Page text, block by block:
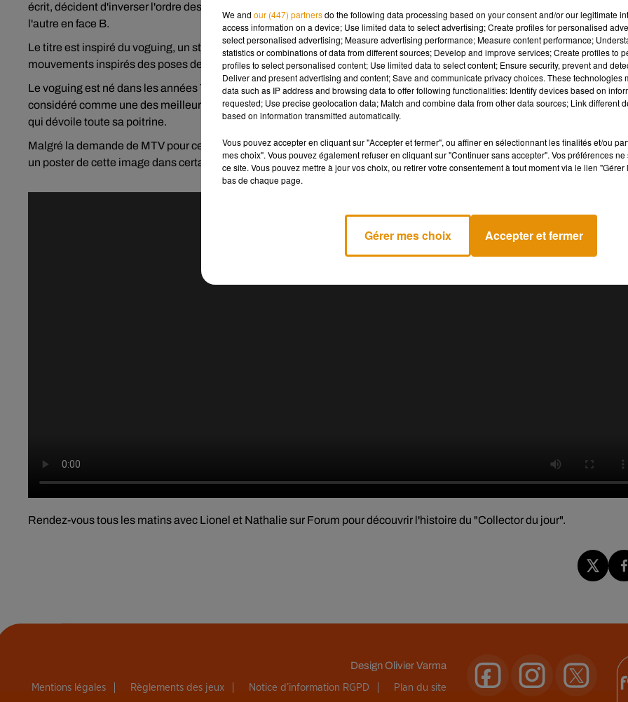
écrit, décident d'inverser l'ordre des titres. Ils comprennent que
l'autre en face B.
Le titre est inspiré du voguing, un style de danse urbaine qui consiste à faire en marchant avec les bras et les mains des
mouvements inspirés des poses de mannequins lors de défilés de mode.
Le voguing est né dans les années 70, dans les clubs gays new-yorkais. C'est David Fincher qui a réalisé le clip, il est
considéré comme une des meilleures vidéos de Madonna. Madonna crée la controverse vêtue d'une blouse transparente
qui dévoile toute sa poitrine.
Malgré la demande de MTV pour censurer la vidéo, Madonna exige le maintien de la scène et l'obtient. Elle glissera
un poster de cette image dans certains vinyles sortis au Royaume-Uni avec la mention classée « X ».
Rendez-vous tous les matins avec Lionel et Nathalie sur Forum pour découvrir l'histoire du "Collector du jour".
DesignOlivier Varma
Mentions légales Règlements des jeux Notice d’information RGPD Plan du site
We and our (447) partnersdo the following data processing based on your consent and/or our legitimate
access information on a device; Use limited data to select advertising; Create profiles for personalised
select personalised advertising; Measure advertising performance; Measure content performance;
statistics or combinations of data from different sources; Develop and improve services; Create profiles to
profiles to select personalised content; Use limited data to select content; Ensure security, prevent and
Deliver and present advertising and content; Save and communicate privacy choices. These technologies
data such as IP address and browsing data to offer following functionalities: Identify devices based on
requested; Use precise geolocation data; Match and combine data from other data sources; Link different
based on information transmitted automatically.
Vous pouvez accepter en cliquant sur "Accepter et fermer", ou affiner en sélectionnant les finalités et/ou
mes choix". Vous pouvez également refuser en cliquant sur "Continuer sans accepter". Vos préférences
ce site. Vous pouvez mettre à jour vos choix, ou retirer votre consentement à tout moment via le lien
bas de chaque page.
Gérer mes choix Accepter et fermer